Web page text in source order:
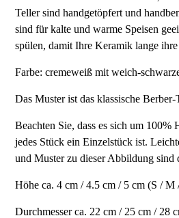
Teller sind handgetöpfert und
sind für kalte und warme Speisen
spülen, damit Ihre Keramik lange
Farbe: cremeweiß mit weich-
Das Muster ist das klassische
Beachten Sie, dass es sich um 100%
jedes Stück ein Einzelstück ist.
und Muster zu dieser Abbildung sind
Höhe ca. 4 cm / 4.5 cm / 5 cm(S / M
Durchmesser ca. 22 cm / 25 cm / 28